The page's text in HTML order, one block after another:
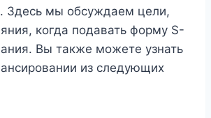
Здесь мы обсуждаем цели,
когда подавать форму S-
Вы также можете узнать
из следующих